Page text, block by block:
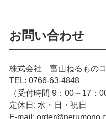
お問い合わせ
株式会社 富山ねるもの
TEL: 0766-63-4848
（受付時間 9：00～17：
定休日: 水・日・祝日
E-mail: